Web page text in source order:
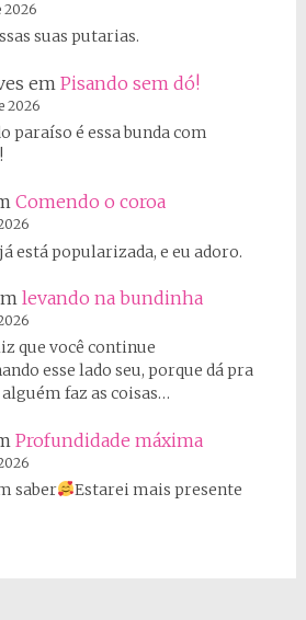
2026
suas putarias.
em Pisando sem dó!
2026
paraíso é essa bunda com
Comendo o coroa
está popularizada, e eu adoro.
levando na bundinha
que você continue
esse lado seu, porque dá pra
faz as coisas…
Profundidade máxima
saber
Estarei mais presente